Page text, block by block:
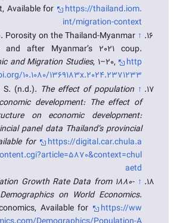
Available for
https://thailand.iom.
int/migration-context
↑
Porosity on the Thailand-Myanmar
and after Myanmar’s 2021 coup.
and Migration Studies, 1–20,
http
10.1080/1369183x.2024.2371233
↑
S. (n.d.). The effect of population
development: The effect of
on economic development:
panel data Thailand’s provincial
for
https://digital.car.chula.a
aetd
↑
Growth Rate Data from 1880-
on World Economics.
Available for
https://ww